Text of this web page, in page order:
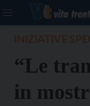
“Le
in